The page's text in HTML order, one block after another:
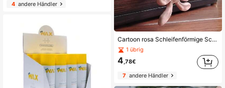
4andere Händler
Cartoon rosa Schleifenförmige Schrank-/Schubladengriffe, süße dekorative kleine Knöpfe für Möbel Zuhause
1 übrig
4,78€
7 andere Händler